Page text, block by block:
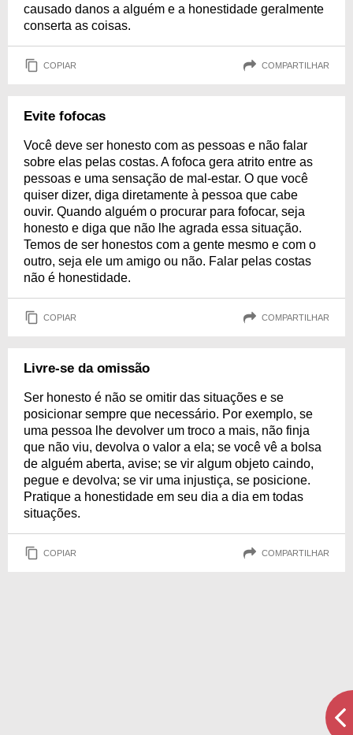
causado danos a alguém e a honestidade geralmente
conserta as coisas.
COPIAR COMPARTILHAR
Evite fofocas
Você deve ser honesto com as pessoas e não falar
sobre elas pelas costas. A fofoca gera atrito entre as
pessoas e uma sensação de mal-estar. O que você
quiser dizer, diga diretamente à pessoa que cabe
ouvir. Quando alguém o procurar para fofocar, seja
honesto e diga que não lhe agrada essa situação.
Temos de ser honestos com a gente mesmo e com o
outro, seja ele um amigo ou não. Falar pelas costas
não é honestidade.
COPIAR COMPARTILHAR
Livre-se da omissão
Ser honesto é não se omitir das situações e se
posicionar sempre que necessário. Por exemplo, se
uma pessoa lhe devolver um troco a mais, não finja
que não viu, devolva o valor a ela; se você vê a bolsa
de alguém aberta, avise; se vir algum objeto caindo,
pegue e devolva; se vir uma injustiça, se posicione.
Pratique a honestidade em seu dia a dia em todas
situações.
COPIAR COMPARTILHAR